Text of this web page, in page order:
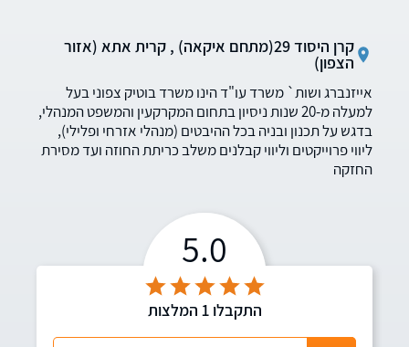
קרן היסוד 29(מתחם איקאה) , קרית אתא (אזור
הצפון)
אייזנברג ושות` משרד עו"ד הינו משרד בוטיק צפוני בעל
למעלה מ-20 שנות ניסיון בתחום המקרקעין והמשפט המנהלי,
בדגש על תכנון ובניה בכל ההיבטים (מנהלי אזרחי ופלילי),
ליווי פרוייקטים וליווי קבלנים משלב כריתת החוזה ועד מסירת
החזקה
5.0
התקבלו1 המלצות